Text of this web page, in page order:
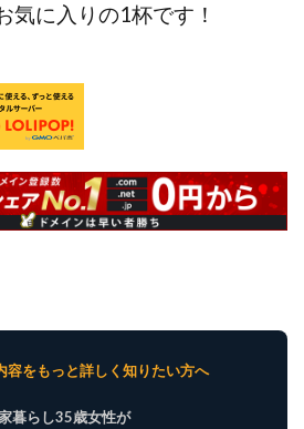
気に入りの1杯です！
容をもっと詳しく知りたい方へ
暮らし35歳女性が